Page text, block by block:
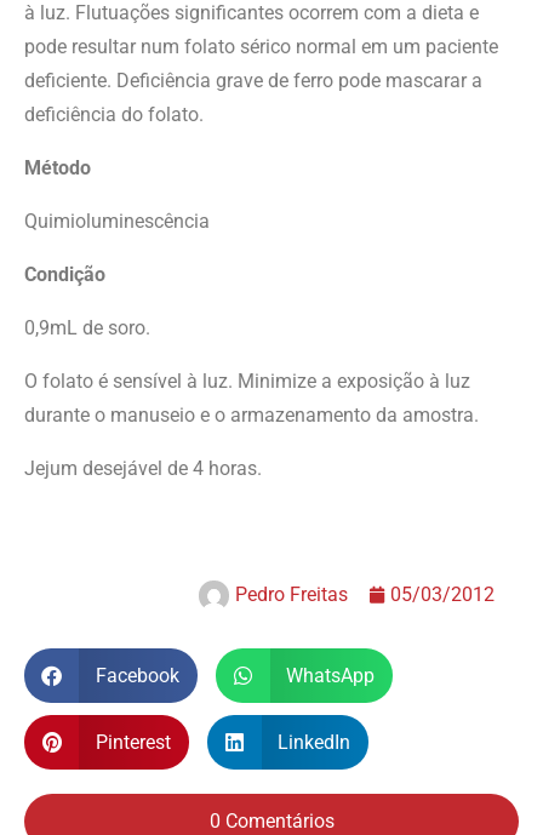
à luz. Flutuações significantes ocorrem com a dieta e
pode resultar num folato sérico normal em um paciente
deficiente. Deficiência grave de ferro pode mascarar a
deficiência do folato.
Método
Quimioluminescência
Condição
0,9mL de soro.
O folato é sensível à luz. Minimize a exposição à luz
durante o manuseio e o armazenamento da amostra.
Jejum desejável de 4 horas.
Pedro Freitas 05/03/2012
Facebook WhatsApp
Pinterest LinkedIn
0 Comentários